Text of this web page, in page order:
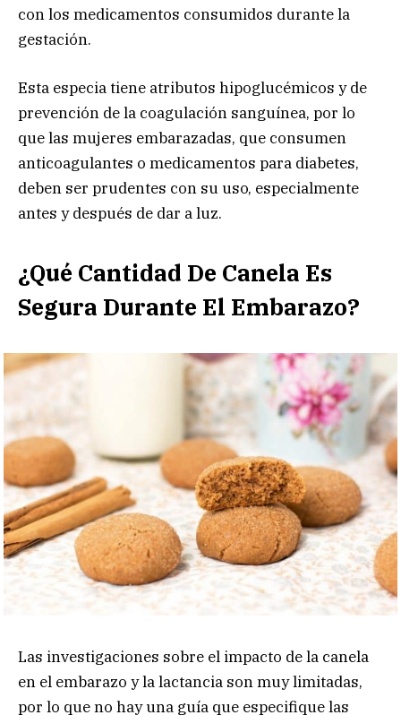
con los medicamentos consumidos durante la
gestación.
Esta especia tiene atributos hipoglucémicos y de
prevención de la coagulación sanguínea, por lo
que las mujeres embarazadas, que consumen
anticoagulantes o medicamentos para diabetes,
deben ser prudentes con su uso, especialmente
antes y después de dar a luz.
¿Qué Cantidad De Canela Es
Segura Durante El Embarazo?
Las investigaciones sobre el impacto de la canela
en el embarazo y la lactancia son muy limitadas,
por lo que no hay una guía que especifique las